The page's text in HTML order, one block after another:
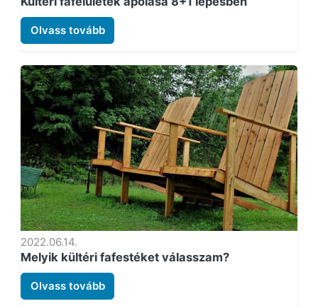
Olvass tovább
2022.06.14.
Melyik kültéri fafestéket válasszam?
Olvass tovább